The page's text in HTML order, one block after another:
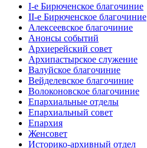
I-е Бирюченское благочиние
II-е Бирюченское благочиние
Алексеевское благочиние
Анонсы событий
Архиерейский совет
Архипастырское служение
Валуйское благочиние
Вейделевское благочиние
Волоконовское благочиние
Епархиальные отделы
Епархиальный совет
Епархия
Женсовет
Историко-архивный отдел